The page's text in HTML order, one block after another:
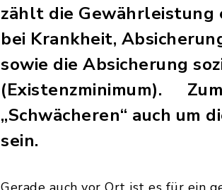
zählt die Gewährleistung
bei Krankheit,
sowie die Absicherung
(Existenzminimum).
„Schwächeren“ auch
sein.